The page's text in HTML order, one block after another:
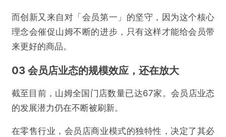
而创新又来自对「会员第一」的坚守，因为这个核心
理念会催促山姆不断的进步，只有这样才能给会员带
来更好的商品。
03 会员店业态的规模效应，还在放大
截至目前，山姆全国门店数量已达67家。会员店业态
的发展潜力仍在不断被刷新。
在零售行业，会员店商业模式的独特性，决定了其必